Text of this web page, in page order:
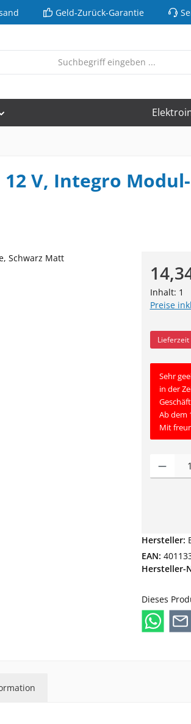
Geld-Zurück-Garantie
V, Integro
Regulärer
Inhalt: 1
Preise
Lieferzeit
Sehr
in der
Ab dem
Mit
Produkt
Hersteller:
EAN:
Hersteller-
Dieses